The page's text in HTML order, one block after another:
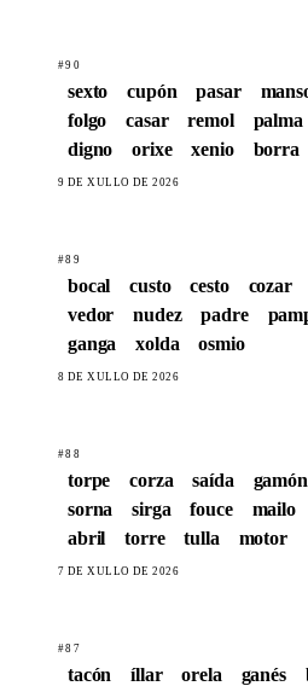
#90
sexto cupón pasar
folgo
casar remol palma
digno
orixe xenio borra
9 DE XULLO DE 2026
#89
bocal custo cesto cozar
vedor
nudez padre
ganga
xolda osmio
8 DE XULLO DE 2026
#88
torpe corza saída gamón
sorna
sirga fouce mailo
abril
torre tulla motor
7 DE XULLO DE 2026
#87
tacón íllar orela ganés